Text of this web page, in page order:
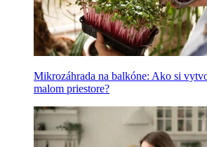
Mikrozáhrada na balkóne: Ako si
malom priestore?